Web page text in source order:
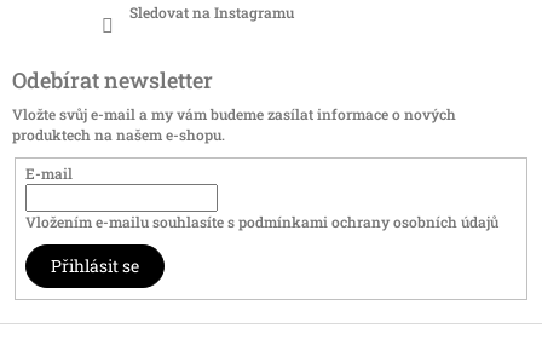
Sledovat na Instagramu
Odebírat newsletter
Vložte svůj e-mail a my vám budeme zasílat informace o nových
produktech na našem e-shopu.
E-mail
Vložením e-mailu souhlasíte spodmínkami ochrany osobních údajů
Přihlásit se